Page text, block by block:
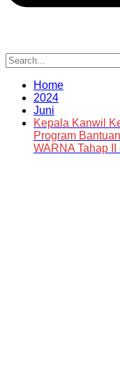
Home
2024
Juni
Kepala Kanwil
Program
WARNA Tahap